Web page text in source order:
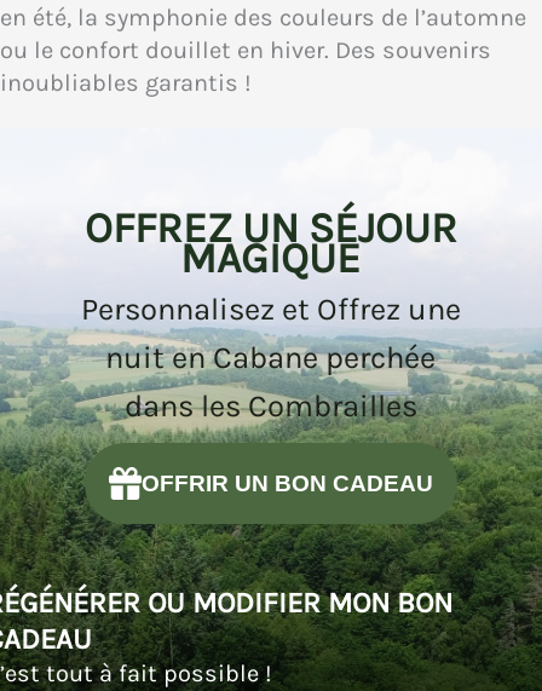
en été, la symphonie des couleurs de l’automne
ou le confort douillet en hiver. Des souvenirs
inoubliables garantis !
OFFREZ UN SÉJOUR
MAGIQUE
Personnalisez et Offrez une
nuit en Cabane perchée
dans les Combrailles
OFFRIR UN BON CADEAU
OU MODIFIER MON BON
tout à fait possible !